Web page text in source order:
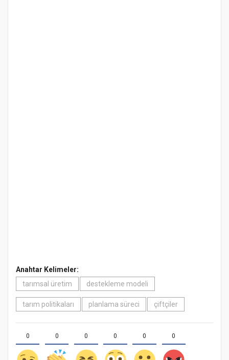
Anahtar Kelimeler:
tarımsal üretim
destekleme modeli
tarım politikaları planlama süreci çiftçiler
0 0 0 0 0 0